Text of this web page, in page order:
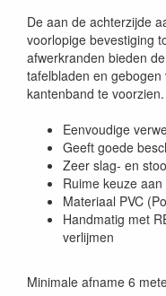
De aan de achterzijde
voorlopige bevestiging
afwerkranden bieden
tafelbladen en
kantenband te voorzien.
Eenvoudige
Geeft goede
Zeer slag- en
Ruime keuze
Materiaal PVC
Handmatig met
verlijmen
Minimale afname 6